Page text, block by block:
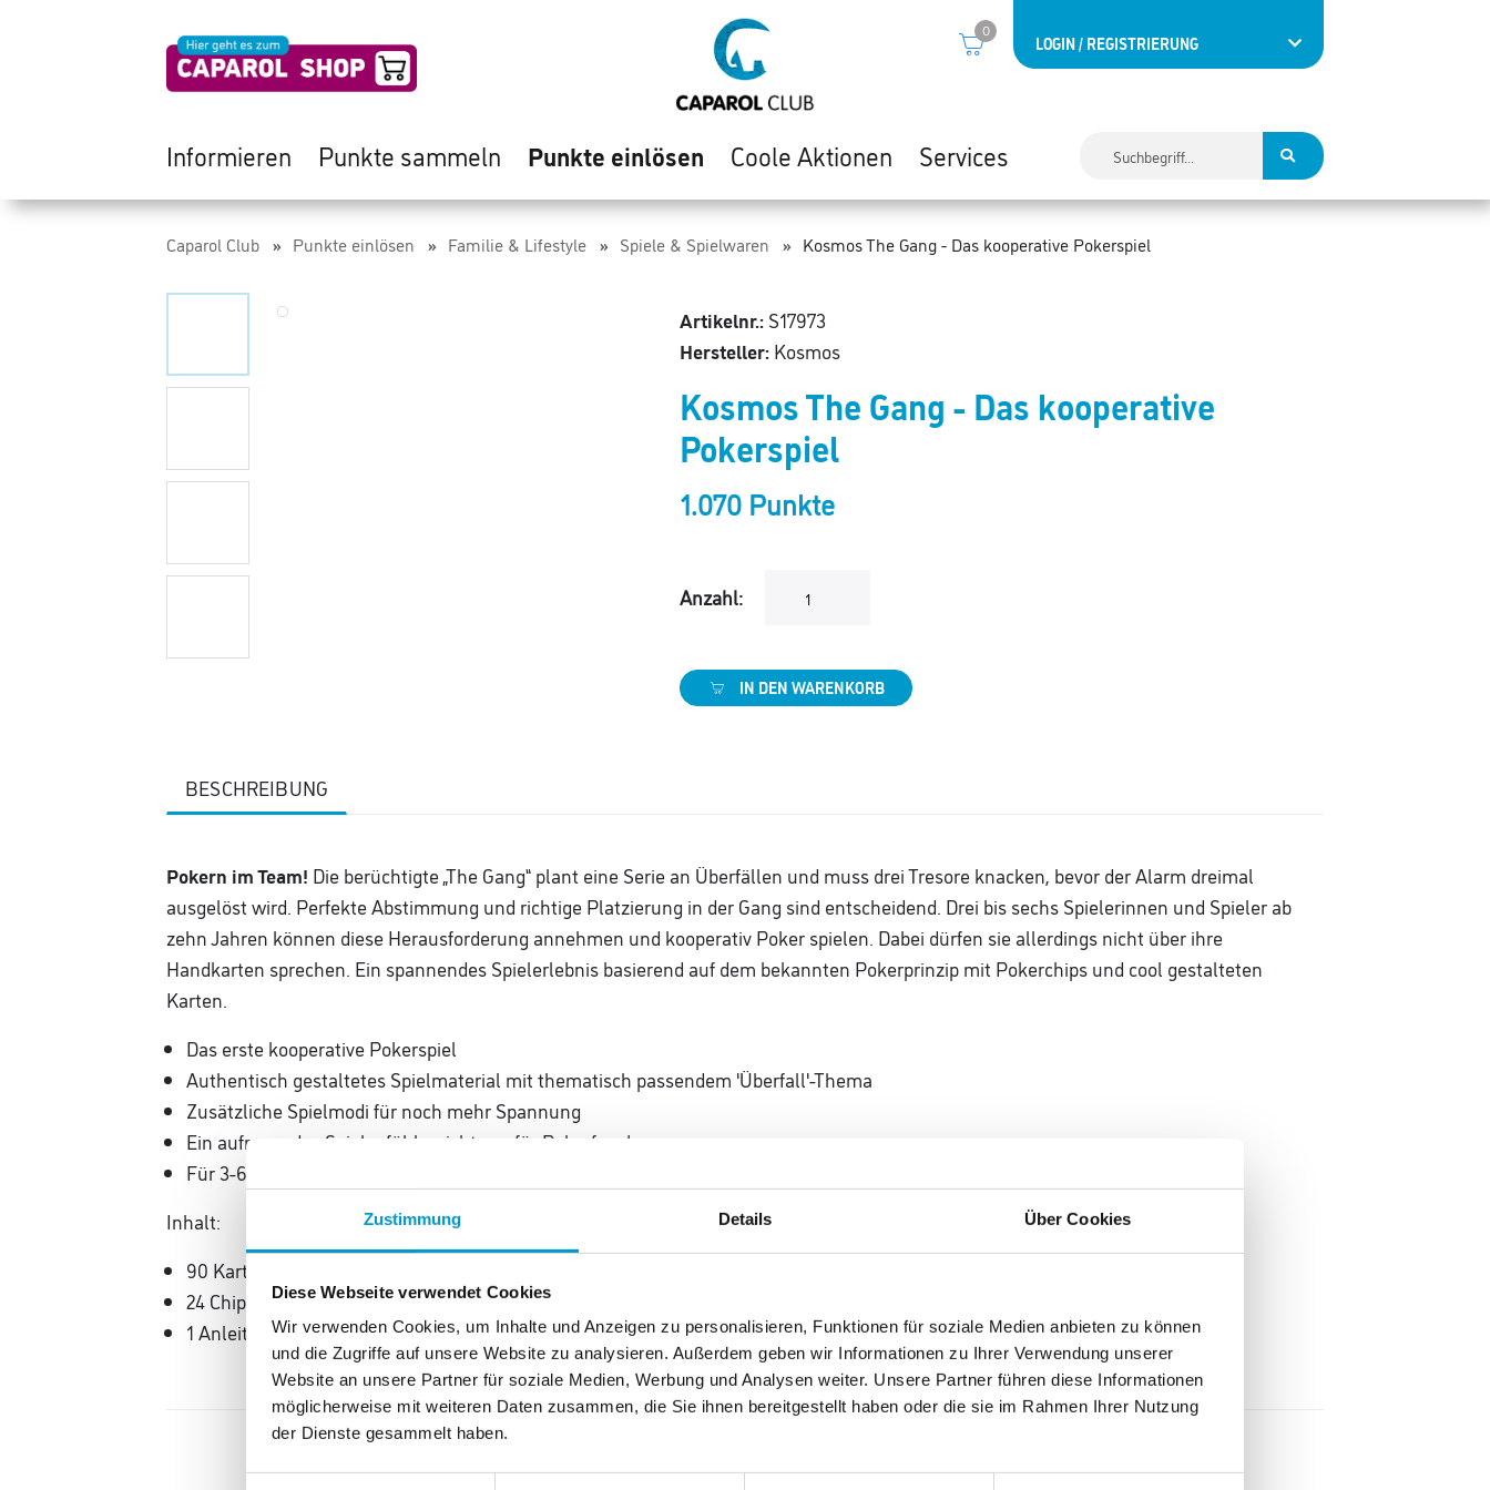
Zustimmung Details Über Cookies
Diese Webseite verwendet Cookies
Wir verwenden Cookies, um Inhalte und Anzeigen zu personalisieren, Funktionen für soziale Medien anbieten zu können
und die Zugriffe auf unsere Website zu analysieren. Außerdem geben wir Informationen zu Ihrer Verwendung unserer
Website an unsere Partner für soziale Medien, Werbung und Analysen weiter. Unsere Partner führen diese Informationen
möglicherweise mit weiteren Daten zusammen, die Sie ihnen bereitgestellt haben oder die sie im Rahmen Ihrer Nutzung
der Dienste gesammelt haben.
0
LOGIN / REGISTRIERUNG
Informieren Punkte sammeln Punkte einlösen Coole Aktionen Services
Caparol Club Punkte einlösen Familie & Lifestyle Spiele & Spielwaren Kosmos The Gang - Das kooperative Pokerspiel
Artikelnr.: S17973
Hersteller: Kosmos
Kosmos The Gang - Das kooperative
Pokerspiel
1.070 Punkte
Anzahl:
IN DEN WARENKORB
BESCHREIBUNG
Pokern im Team! Die berüchtigte „The Gang“ plant eine Serie an Überfällen und muss drei Tresore knacken, bevor der Alarm dreimal
ausgelöst wird. Perfekte Abstimmung und richtige Platzierung in der Gang sind entscheidend. Drei bis sechs Spielerinnen und Spieler ab
zehn Jahren können diese Herausforderung annehmen und kooperativ Poker spielen. Dabei dürfen sie allerdings nicht über ihre
Handkarten sprechen. Ein spannendes Spielerlebnis basierend auf dem bekannten Pokerprinzip mit Pokerchips und cool gestalteten
Karten.
Das erste kooperative Pokerspiel
Authentisch gestaltetes Spielmaterial mit thematisch passendem 'Überfall'-Thema
Zusätzliche Spielmodi für noch mehr Spannung
Ein aufregendes Spielgefühl - nicht nur für Pokerfans!
Für 3-6 Spielerinnen und Spieler ab 10 Jahren.
Inhalt:
90 Karten
24 Chips
1 Anleitung